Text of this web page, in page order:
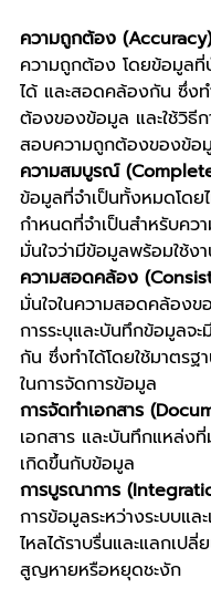
ความถูกต้อง
ความถูกต้อง โดยข้อมูลที่
ได้ และสอดคล้องกัน ซึ่ง
ต้องของข้อมูล และใช้วิธีก
สอบความถูกต้องของข้อ
ความสมบูรณ์
ข้อมูลที่จำเป็นทั้งหมดโดย
กำหนดที่จำเป็นสำหรับค
มั่นใจว่ามีข้อมูลพร้อมใช้ง
ความสอดคล้อง
มั่นใจในความสอดคล้องข
การระบุและบันทึกข้อมูลจ
กัน ซึ่งทำได้โดยใช้มาตร
ในการจัดการข้อมูล
การจัดทำเอกสาร
เอกสาร และบันทึกแหล่ง
เกิดขึ้นกับข้อมูล
การบูรณาการ
การข้อมูลระหว่างระบบแ
ไหลได้ราบรื่นและแลกเป
สูญหายหรือหยุดชะงัก